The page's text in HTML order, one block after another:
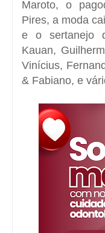
Maroto, o
Pires, a moda
e o sertanejo
Kauan,
Vinícius,
& Fabiano, e